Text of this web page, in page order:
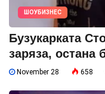
ШОУБИЗНЕС
Бузукарката
заряза, остана
November 28 658